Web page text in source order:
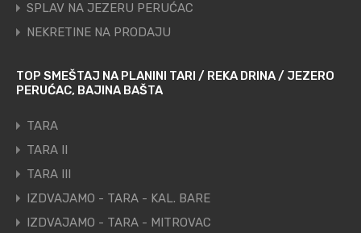
SPLAV NA JEZERU PERUĆAC
NEKRETINE NA PRODAJU
TOP SMEŠTAJ NA PLANINI TARI / REKA DRINA / JEZERO
PERUĆAC, BAJINA BAŠTA
TARA
TARA II
TARA III
IZDVAJAMO - TARA - KAL. BARE
IZDVAJAMO - TARA - MITROVAC